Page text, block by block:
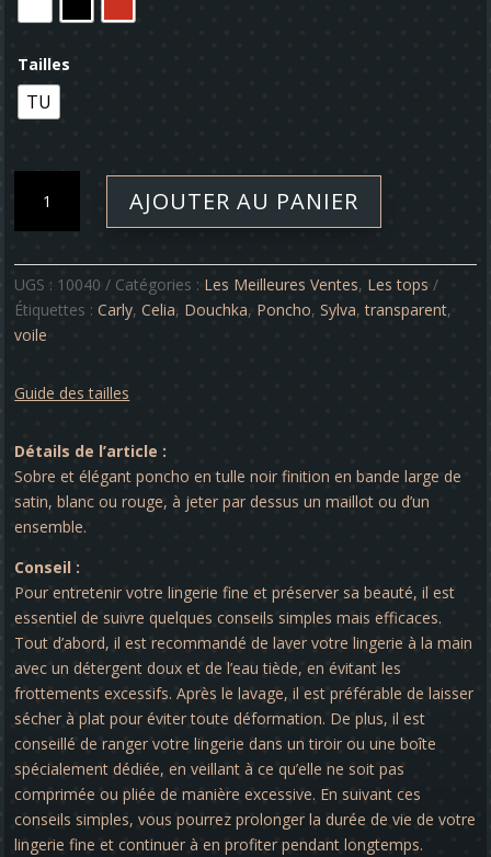
Tailles
TU
Poncho
Sylva
AJOUTER AU PANIER
UGS : 10040 Catégories : Les Meilleures Ventes, Les tops
Étiquettes :Carly,Celia, Douchka, Poncho,Sylva,transparent,
voile
Guide des tailles
Détails de l’article :
Sobre et élégant poncho en tulle noir finition en bande large de
satin, blanc ou rouge, à jeter par dessus un maillot ou d’un
ensemble.
Conseil :
Pour entretenir votre lingerie fine et préserver sa beauté, il est
essentiel de suivre quelques conseils simples mais efficaces.
Tout d’abord, il est recommandé de laver votre lingerie à la main
avec un détergent doux et de l’eau tiède, en évitant les
frottements excessifs. Après le lavage, il est préférable de laisser
sécher à plat pour éviter toute déformation. De plus, il est
conseillé de ranger votre lingerie dans un tiroir ou une boîte
spécialement dédiée, en veillant à ce qu’elle ne soit pas
comprimée ou pliée de manière excessive. En suivant ces
conseils simples, vous pourrez prolonger la durée de vie de votre
lingerie fine et continuer à en profiter pendant longtemps.